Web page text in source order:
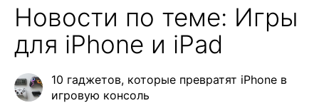
Новости по теме: Игры
для iPhone и iPad
10 гаджетов, которые превратят iPhone в
игровую консоль